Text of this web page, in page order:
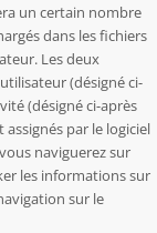
un certain nombre
dans les fichiers
Les deux
(désigné ci-
(désigné ci-après
par le logiciel
naviguerez sur
les informations sur
sur le